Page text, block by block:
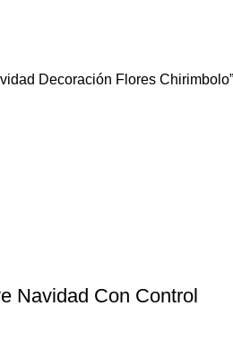
Decoración Flores Chirimbolo”
Navidad Con Control